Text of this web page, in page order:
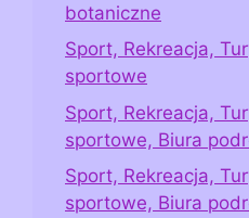
botaniczne
Sport, Rekreacja,
sportowe
Sport, Rekreacja,
sportowe, Biura
Sport, Rekreacja,
sportowe, Biura